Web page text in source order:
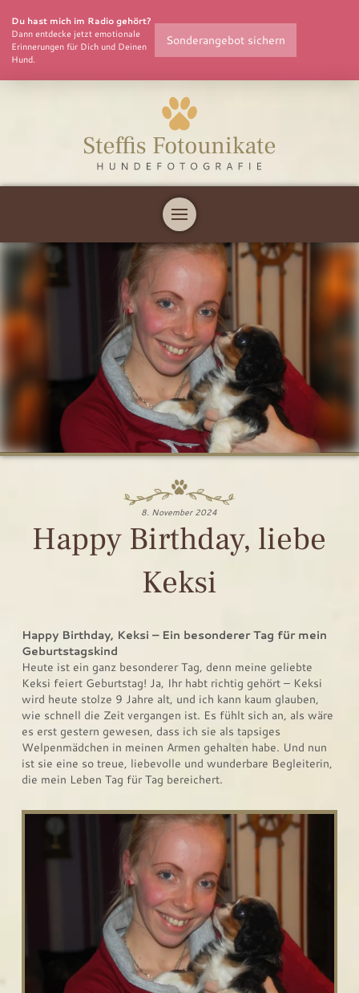
Du hast mich im Radio gehört?
Dann entdecke jetzt emotionale
Erinnerungen für Dich und Deinen
Hund.
Sonderangebot sichern
8. November 2024
Happy Birthday, liebe
Keksi
Happy Birthday, Keksi – Ein besonderer Tag für mein
Geburtstagskind
Heute ist ein ganz besonderer Tag, denn meine geliebte
Keksi feiert Geburtstag! Ja, Ihr habt richtig gehört – Keksi
wird heute stolze 9 Jahre alt, und ich kann kaum glauben,
wie schnell die Zeit vergangen ist. Es fühlt sich an, als wäre
es erst gestern gewesen, dass ich sie als tapsiges
Welpenmädchen in meinen Armen gehalten habe. Und nun
ist sie eine so treue, liebevolle und wunderbare Begleiterin,
die mein Leben Tag für Tag bereichert.